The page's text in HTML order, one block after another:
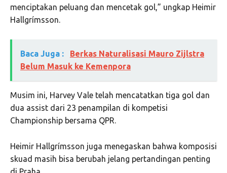
menciptakan peluang dan mencetak gol,” ungkap Heimir
Hallgrímsson.
Baca Juga :
Berkas Naturalisasi Mauro Zijlstra
Belum Masuk ke Kemenpora
Musim ini, Harvey Vale telah mencatatkan tiga gol dan
dua assist dari 23 penampilan di kompetisi
Championship bersama QPR.
Heimir Hallgrímsson juga menegaskan bahwa komposisi
skuad masih bisa berubah jelang pertandingan penting